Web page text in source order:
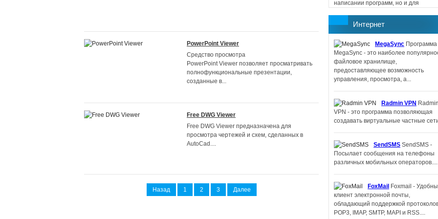
PowerPoint Viewer
Средство просмотра
PowerPoint Viewer позволяет просматривать
полнофункциональные презентации,
созданные в...
Free DWG Viewer
Free DWG Viewer предназначена для
просмотра чертежей и схем, сделанных в
AutoCad....
Назад 1 2 3 Далее
написании программ, но и для
поддерживается работа...
Memorize IT
- программа, помогающая пополнить
словарный запас изучаемого
иностранного языка....
Symphony IBM Lotus Symphony -
офисный пакет для Linux....
беплатная программа для
бланков, специально подготовленных
Form Pilot Office....
FeedReader
Feedreader - небольшая, компактная
программа для получения и чтения
новостей....
Интернет
MegaSync Программа
MegaSync - это наиболее
файловое хранилище,
предоставляющее возможность
управления, просмотра, а...
Radmin VPN Radmin
VPN - это программа позволяющая
создавать виртуальные частные
SendSMS SendSMS -
Посылает сообщения на телефоны
различных мобильных операторов....
FoxMail Foxmail -
клиент электронной почты,
обладающий поддержкой
POP3, IMAP, SMTP, MAPI и RSS....